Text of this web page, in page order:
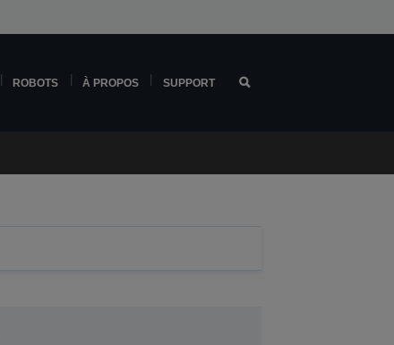
ROBOTS À PROPOS SUPPORT